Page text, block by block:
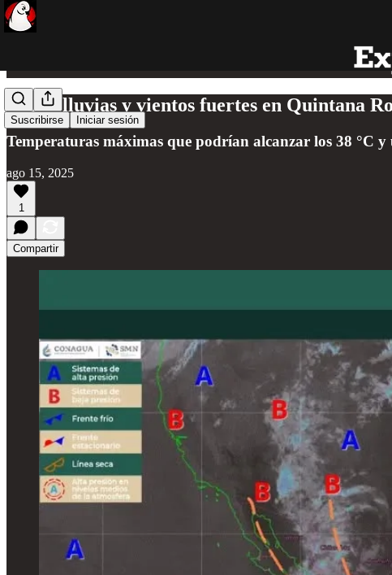
Suscribirse Iniciar sesión
Calor, lluvias y vientos fuertes en Quintana
Temperaturas máximas que podrían alcanzar los 38 °C
ago 15, 2025
1
Compartir